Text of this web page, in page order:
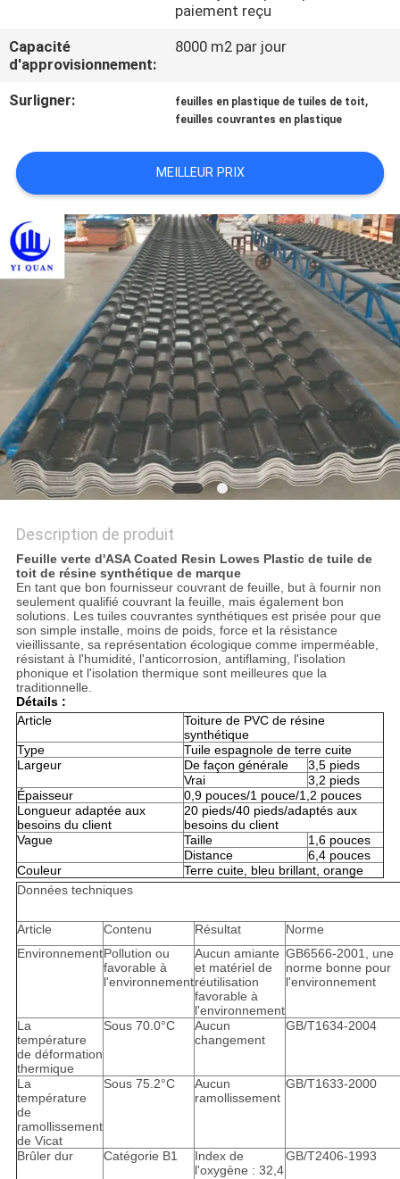
CONTACTEZ-
NOUS
DEMANDEZ
UNE
CITATION
PLAN
DU
SITE
POLITIQUE
CONFIDENTIALITÉ
paiement reçu
Capacité
d'approvisionnement:
8000 m2 par jour
Surligner: feuilles en plastique de tuiles de toit,
feuilles couvrantes en plastique
MEILLEUR PRIX
Description de produit
Feuille verte d'ASA Coated Resin Lowes Plastic de tuile de
toit de résine synthétique de marque
En tant que bon fournisseur couvrant de feuille, but à fournir non
seulement qualifié couvrant la feuille, mais également bon
solutions. Les tuiles couvrantes synthétiques est prisée pour que
son simple installe, moins de poids, force et la résistance
vieillissante, sa représentation écologique comme imperméable,
résistant à l'humidité, l'anticorrosion, antiflaming, l'isolation
phonique et l'isolation thermique sont meilleures que la
traditionnelle.
Détails :
Article
Toiture de PVC de résine
synthétique
Type
Tuile espagnole de terre cuite
Largeur
De façon générale
3,5 pieds
Vrai
3,2 pieds
Épaisseur
0,9 pouces/1 pouce/1,2 pouces
Longueur adaptée aux
besoins du client
20 pieds/40 pieds/adaptés aux
besoins du client
Vague
Taille
1,6 pouces
Distance
6,4 pouces
Couleur
Terre cuite, bleu brillant, orange
Données techniques
Article Contenu Résultat
Norme
EnvironnementPollution ou
favorable à
l'environnement
Aucun amiante
et matériel de
réutilisation
favorable à
l'environnement
GB6566-2001, une
norme bonne pour
l'environnement
La
température
de déformation
thermique
Sous 70.0°C
Aucun
changement
GB/T1634-2004
La
température
de
ramollissement
de Vicat
Sous 75.2°C
Aucun
ramollissement
GB/T1633-2000
Brûler dur Catégorie B1
Index de
l'oxygène : 32,4
GB/T2406-1993